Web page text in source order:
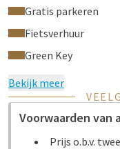
Gratis parkeren
Fietsverhuur
Green Key
Bekijk meer
Voorwaarden van
Prijs o.b.v.